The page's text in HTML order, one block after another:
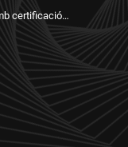
certificació